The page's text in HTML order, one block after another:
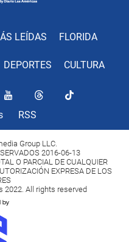
LEÍDAS FLORIDA
DEPORTES CULTURA
RSS
Group LLC.
2016-06-13
O PARCIAL DE CUALQUIER
EXPRESA DE LOS
2022. All rights reserved